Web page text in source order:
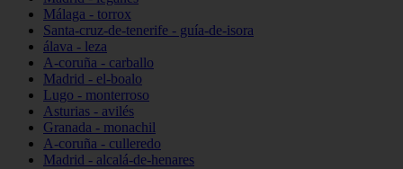
Málaga - torrox
Santa-cruz-de-tenerife - guía-de-isora
álava - leza
A-coruña - carballo
Madrid - el-boalo
Lugo - monterroso
Asturias - avilés
Granada - monachil
A-coruña - culleredo
Madrid - alcalá-de-henares